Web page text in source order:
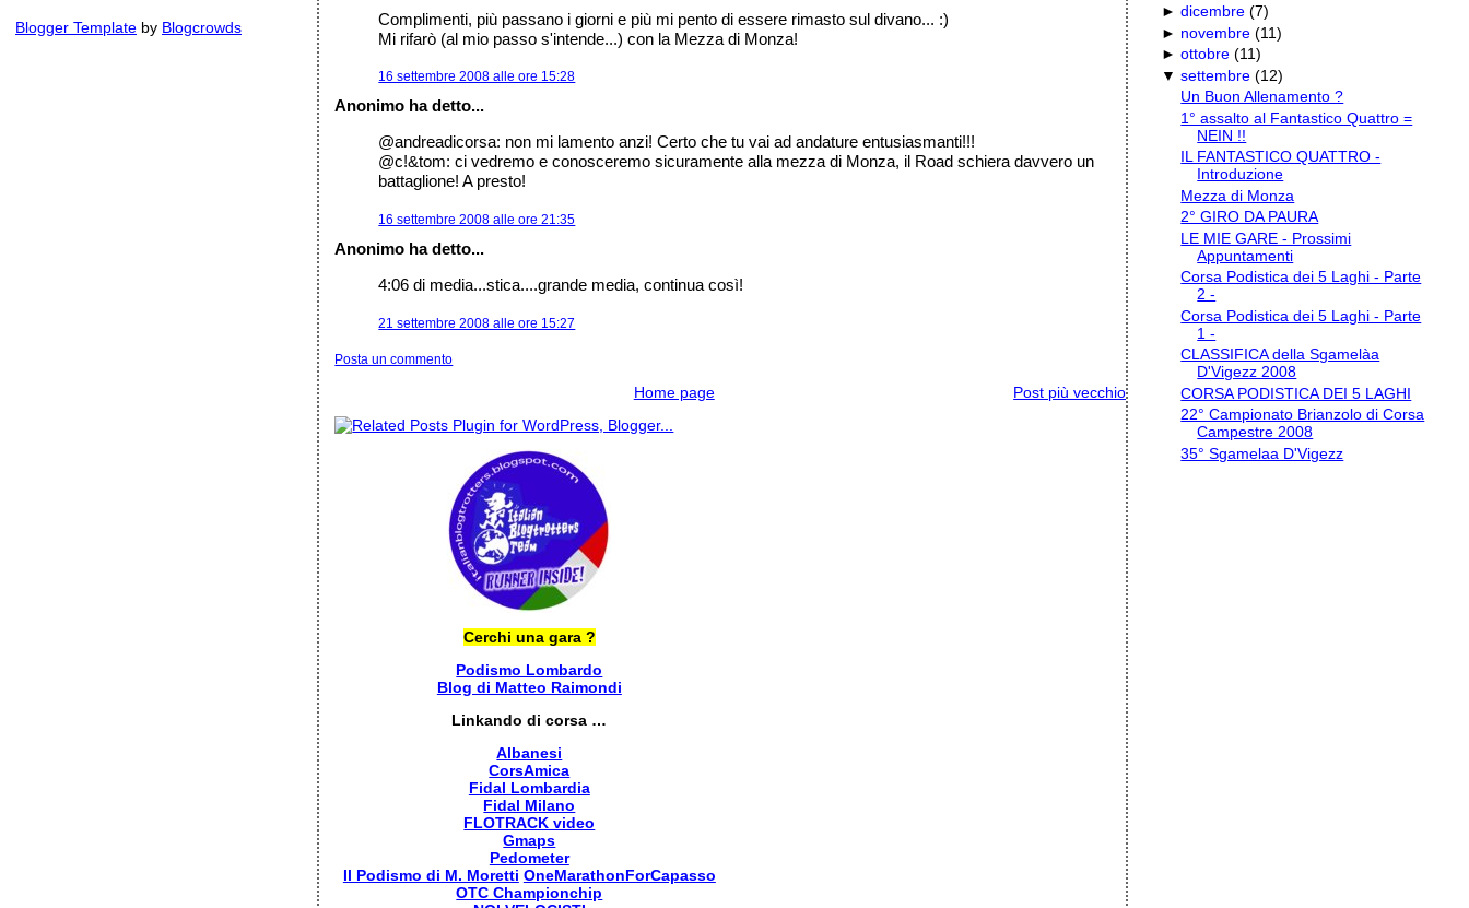
Blogger Template by Blogcrowds
Complimenti, più passano i giorni e più mi pento di essere rimasto sul divano... :)
Mi rifarò (al mio passo s'intende...) con la Mezza di Monza!
16 settembre 2008 alle ore 15:28
Anonimo ha detto...
@andreadicorsa: non mi lamento anzi! Certo che tu vai ad andature entusiasmanti!!!
@c!&tom: ci vedremo e conosceremo sicuramente alla mezza di Monza, il Road schiera davvero un
battaglione! A presto!
16 settembre 2008 alle ore 21:35
Anonimo ha detto...
4:06 di media...stica....grande media, continua così!
21 settembre 2008 alle ore 15:27
Posta un commento
Post più vecchio
Home page
Cerchi una gara ?
Podismo Lombardo
Blog di Matteo Raimondi
Linkando di corsa …
Albanesi
CorsAmica
Fidal Lombardia
Fidal Milano
FLOTRACK video
Gmaps
Pedometer
Il Podismo di M. Moretti OneMarathonForCapasso
OTC Championchip
►dicembre (7)
► novembre (11)
►ottobre (11)
▼settembre (12)
Un Buon Allenamento ?
1° assalto al Fantastico Quattro =
NEIN !!
IL FANTASTICO QUATTRO -
Introduzione
Mezza di Monza
2° GIRO DA PAURA
LE MIE GARE - Prossimi
Appuntamenti
Corsa Podistica dei 5 Laghi - Parte
2 -
Corsa Podistica dei 5 Laghi - Parte
1 -
CLASSIFICA della Sgamelàa
D'Vigezz 2008
CORSA PODISTICA DEI 5 LAGHI
22° Campionato Brianzolo di Corsa
Campestre 2008
35° Sgamelaa D'Vigezz